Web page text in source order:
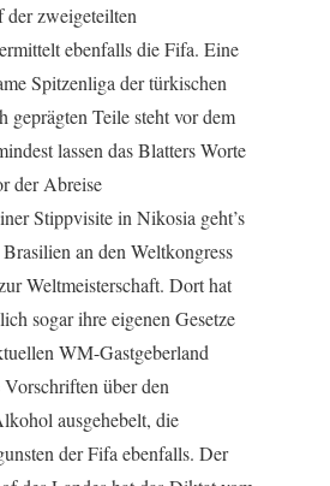
zweigeteilten
ebenfalls die Fifa. Eine
Spitzenliga der türkischen
geprägten Teile steht vor dem
lassen das Blatters Worte
der Abreise
Stippvisite in Nikosia geht’s
an den Weltkongress
Weltmeisterschaft. Dort hat
sogar ihre eigenen Gesetze
WM-Gastgeberland
über den
ausgehebelt, die
der Fifa ebenfalls. Der